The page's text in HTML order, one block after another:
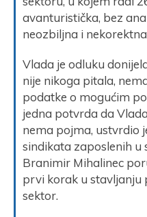
avanturistička, bez
neozbiljna i
Vlada je odluku
nije nikoga pitala,
podatke o mogućim
jedna potvrda da
nema pojma, ustvrdio
sindikata zaposlenih u
Branimir Mihalinec
prvi korak u stavljanju
sektor.